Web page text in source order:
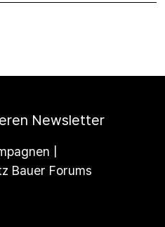
Newsletter
|
Bauer Forums